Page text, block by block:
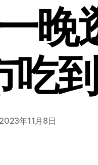
晚
到
2023年11月8日